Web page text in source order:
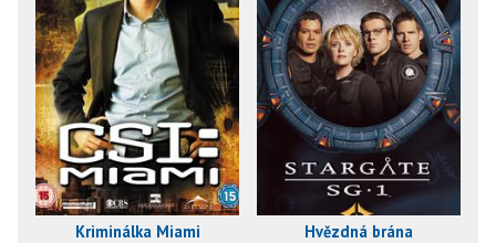
Kriminálka Miami Hvězdná brána